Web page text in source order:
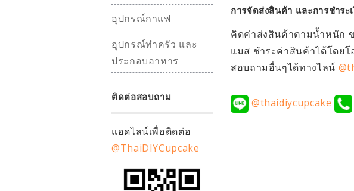
อุปกรณ์กาแฟ
อุปกรณ์ทำครัว และ
ประกอบอาหาร
ติดต่อสอบถาม
แอดไลน์เพื่อติดต่อ
@ThaiDIYCupcake
การจัดส่งสินค้า และการชำระ
คิดค่าส่งสินค้าตามน้ำหนัก
แมส ชำระค่าสินค้าได้โดย
สอบถามอื่นๆได้ทางไลน์
@thaidiycupcake